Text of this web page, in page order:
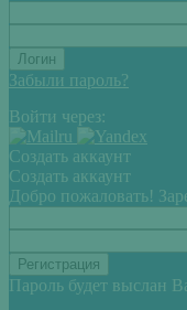
Забыли пароль?
Войти через:
Создать аккаунт
Создать аккаунт
Добро пожаловать!
Пароль будет выслан